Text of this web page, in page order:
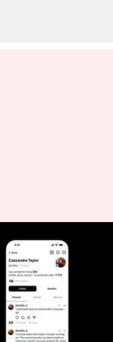
నాలుగు
డౌన్‌లోడ్స్
pm